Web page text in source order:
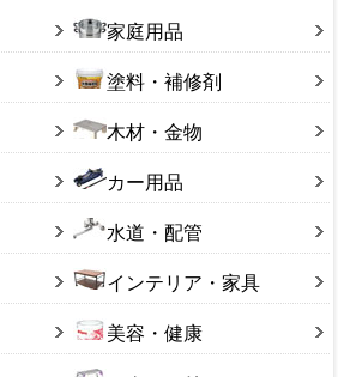
家庭用品
塗料・補修剤
木材・金物
カー用品
水道・配管
インテリア・家具
美容・健康